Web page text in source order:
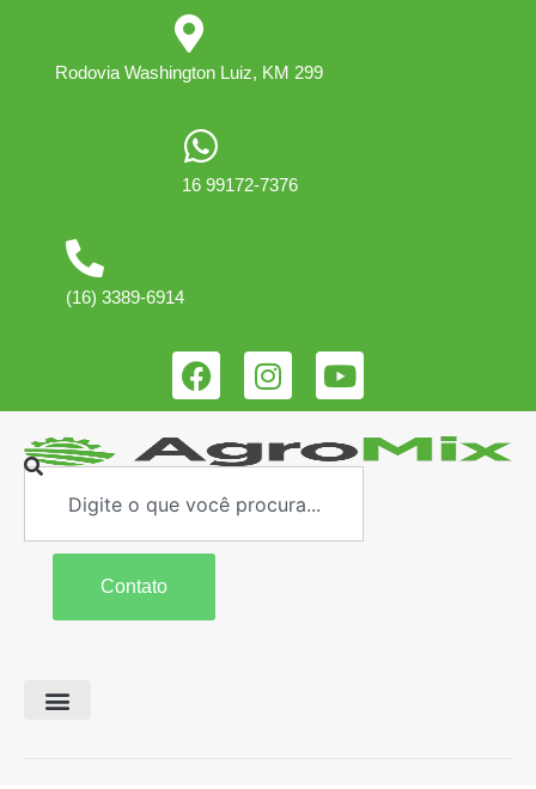
Rodovia Washington Luiz, KM 299
16 99172-7376
(16) 3389-6914
Contato